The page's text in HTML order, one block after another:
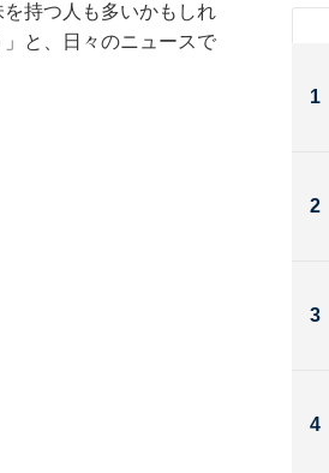
持つ人も多いかもしれ
と、日々のニュースで
1
2
3
4